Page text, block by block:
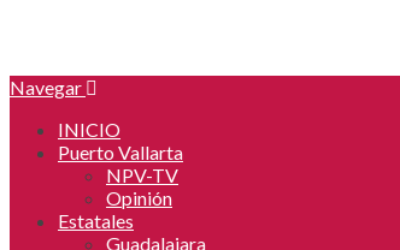
Navegar
INICIO
Puerto Vallarta
NPV-TV
Opinión
Estatales
Guadalajara